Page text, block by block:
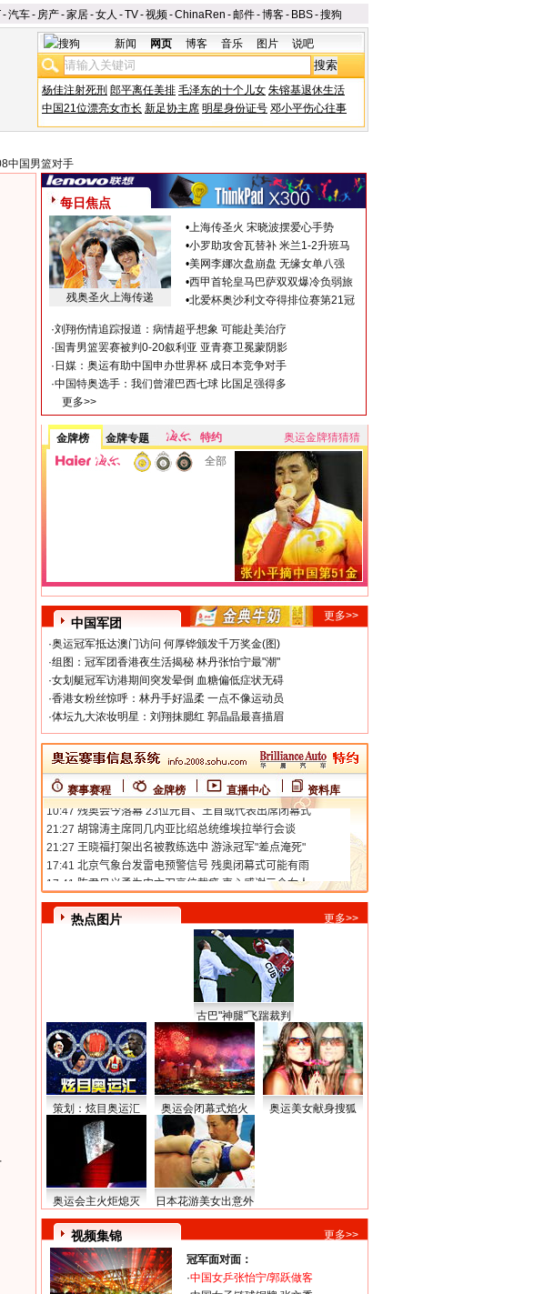
-汽车- 房产-家居-女人 -TV-视频-ChinaRen -邮件-博客- BBS-搜狗
新闻 网页 博客 音乐 图片 说吧
杨佳注射死刑 郎平离任美排 毛泽东的十个儿女 朱镕基退休生活
中国21位漂亮女市长 新足协主席 明星身份证号 邓小平伤心往事
中国男篮对手
每日焦点
残奥圣火上海传递
•上海传圣火 宋晓波摆爱心手势
•小罗助攻舍瓦替补 米兰1-2升班马
•美网李娜次盘崩盘 无缘女单八强
•西甲首轮皇马巴萨双双爆冷负弱旅
•北爱杯奥沙利文夺得排位赛第21冠
·刘翔伤情追踪报道：病情超乎想象 可能赴美治疗
· 国青男篮罢赛被判0-20叙利亚 亚青赛卫冕蒙阴影
· 日媒：奥运有助中国申办世界杯 成日本竞争对手
·中国特奥选手：我们曾灌巴西七球 比国足强得多
更多>>
金牌榜 金牌专题 特约
奥运金牌猜猜猜
全部
中国军团
更多>>
·奥运冠军抵达澳门访问 何厚铧颁发千万奖金(图)
·组图：冠军团香港夜生活揭秘 林丹张怡宁最"潮"
·女划艇冠军访港期间突发晕倒 血糖偏低症状无碍
·香港女粉丝惊呼：林丹手好温柔 一点不像运动员
·体坛九大浓妆明星：刘翔抹腮红 郭晶晶最喜描眉
赛事赛程 金牌榜 直播中心 资料库
热点图片 更多>>
古巴"神腿"飞踹裁判
策划：炫目奥运汇 奥运会闭幕式焰火 奥运美女献身搜狐
奥运会主火炬熄灭 日本花游美女出意外
视频集锦 更多>>
冠军面对面：
·中国女乒张怡宁/郭跃做客